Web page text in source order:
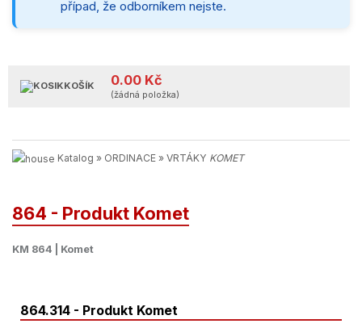
případ, že odborníkem nejste.
KOŠÍK 0.00 Kč
(žádná položka)
Katalog » ORDINACE » VRTÁKY KOMET
864 - Produkt Komet
KM 864 | Komet
864.314 - Produkt Komet